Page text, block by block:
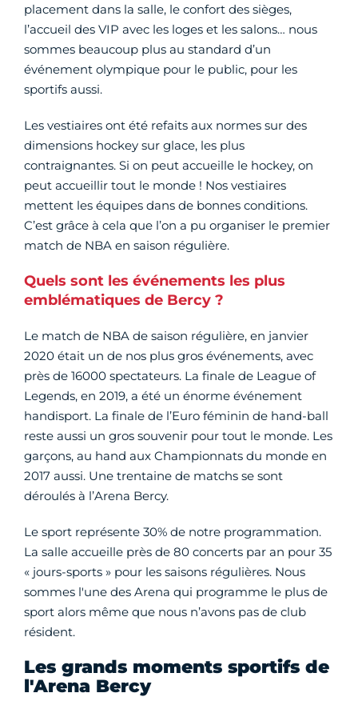
placement dans la salle, le confort des sièges,
l’accueil des VIP avec les loges et les salons… nous
sommes beaucoup plus au standard d’un
événement olympique pour le public, pour les
sportifs aussi.
Les vestiaires ont été refaits aux normes sur des
dimensions hockey sur glace, les plus
contraignantes. Si on peut accueille le hockey, on
peut accueillir tout le monde ! Nos vestiaires
mettent les équipes dans de bonnes conditions.
C’est grâce à cela que l’on a pu organiser le premier
match de NBA en saison régulière.
Quels sont les événements les plus
emblématiques de Bercy ?
Le match de NBA de saison régulière, en janvier
2020 était un de nos plus gros événements, avec
près de 16000 spectateurs. La finale de League of
Legends, en 2019, a été un énorme événement
handisport. La finale de l’Euro féminin de hand-ball
reste aussi un gros souvenir pour tout le monde. Les
garçons, au hand aux Championnats du monde en
2017 aussi. Une trentaine de matchs se sont
déroulés à l’Arena Bercy.
Le sport représente 30% de notre programmation.
La salle accueille près de 80 concerts par an pour 35
« jours-sports » pour les saisons régulières. Nous
sommes l'une des Arena qui programme le plus de
sport alors même que nous n’avons pas de club
résident.
Les grands moments sportifs de
l'Arena Bercy